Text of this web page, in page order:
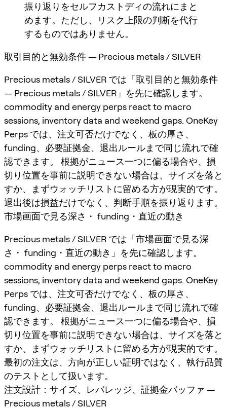
振り返りをセルフカストディの流れにまと
めます。ただし、リスク上限の判断を代行
するものではありません。
取引目的と無効条件 — Precious metals / SILVER
Precious metals / SILVER では「取引目的と無効条件
— Precious metals / SILVER」を先に確認します。
commodity and energy perps react to macro
sessions, inventory data and weekend gaps. OneKey
Perps では、注文可否だけでなく、板の厚さ、
funding、必要証拠金、退出ルールまで同じ流れで確
認できます。 根拠がニュース一つに偏る場合や、損
切り位置を事前に説明できない場合は、サイズを落と
すか、まずウォッチリストに留める方が現実的です。
退出後は損益だけでなく、判断手順を振り返ります。
市場画面で見る深さ・ funding・直近の動き
Precious metals / SILVER では「市場画面で見る深
さ・ funding・直近の動き」を先に確認します。
commodity and energy perps react to macro
sessions, inventory data and weekend gaps. OneKey
Perps では、注文可否だけでなく、板の厚さ、
funding、必要証拠金、退出ルールまで同じ流れで確
認できます。 根拠がニュース一つに偏る場合や、損
切り位置を事前に説明できない場合は、サイズを落と
すか、まずウォッチリストに留める方が現実的です。
最初の注文は、方向が正しい証明ではなく、執行品質
のテストとして扱います。
注文設計：サイズ、レバレッジ、証拠金バッファ —
Precious metals / SILVER